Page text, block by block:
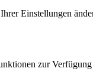
Einstellungen
zur